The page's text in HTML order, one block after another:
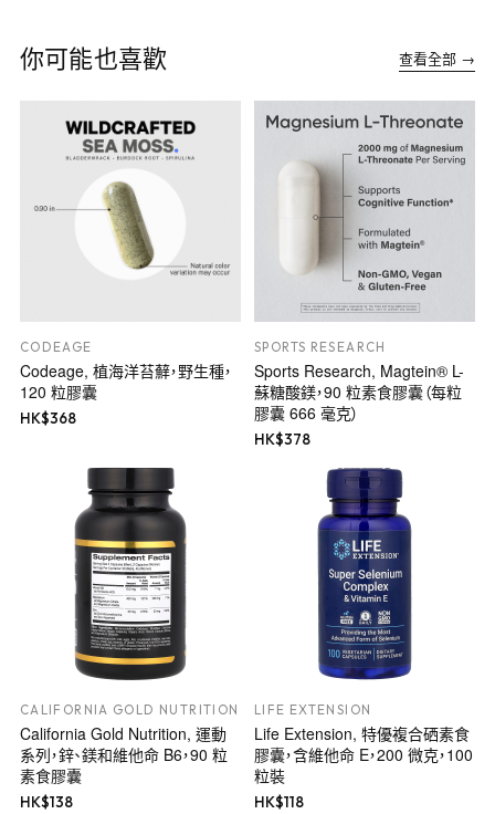
你可能也喜歡 查看全部 →
CODEAGE
Codeage, 植海洋苔蘚，野生種，
120 粒膠囊
HK$368
SPORTS RESEARCH
Sports Research, Magtein® L-
蘇糖酸鎂，90 粒素食膠囊（每粒
膠囊 666 毫克）
HK$378
CALIFORNIA GOLD NUTRITION
California Gold Nutrition, 運動
系列，鋅、鎂和維他命 B6，90 粒
素食膠囊
HK$138
LIFE EXTENSION
Life Extension, 特優複合硒素食
膠囊，含維他命 E，200 微克，100
粒裝
HK$118